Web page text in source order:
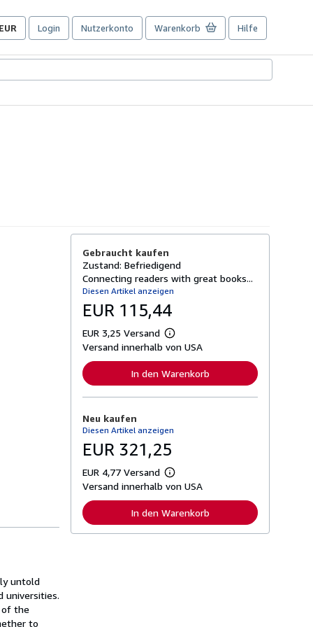
EUR
Login Nutzerkonto Warenkorb Hilfe
untold
universities.
of the
to
Gebraucht kaufen
Zustand: Befriedigend
Connecting readers with great books...
Diesen Artikel anzeigen
EUR 115,44
EUR 3,25 Versand
W
e
t
e
e
f
o
r
a
t
n
e
n
Versand innerhalb von USA
In den Warenkorb
Neu kaufen
Diesen Artikel anzeigen
EUR 321,25
EUR 4,77 Versand
W
e
t
e
Versand innerhalb von USA
In den Warenkorb